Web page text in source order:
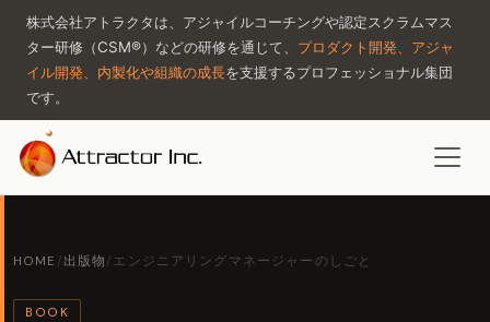
株式会社アトラクタは、アジャイルコーチングや認定スクラムマス
ター研修（CSM®）などの研修を通じて、 プロダクト開発、アジャ
イル開発、内製化や組織の成長を支援するプロフェッショナル集団
です。
HOME / 出版物 / エンジニアリングマネージャーのしごと
BOOK